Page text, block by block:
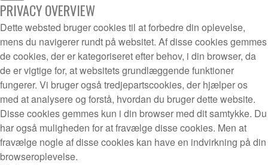
PRIVACY OVERVIEW
Dette websted bruger cookies til at forbedre din oplevelse,
mens du navigerer rundt på websitet. Af disse cookies gemmes
de cookies, der er kategoriseret efter behov, i din browser, da
de er vigtige for, at websitets grundlæggende funktioner
fungerer. Vi bruger også tredjepartscookies, der hjælper os
med at analysere og forstå, hvordan du bruger dette website.
Disse cookies gemmes kun i din browser med dit samtykke. Du
har også muligheden for at fravælge disse cookies. Men at
fravælge nogle af disse cookies kan have en indvirkning på din
browseroplevelse.